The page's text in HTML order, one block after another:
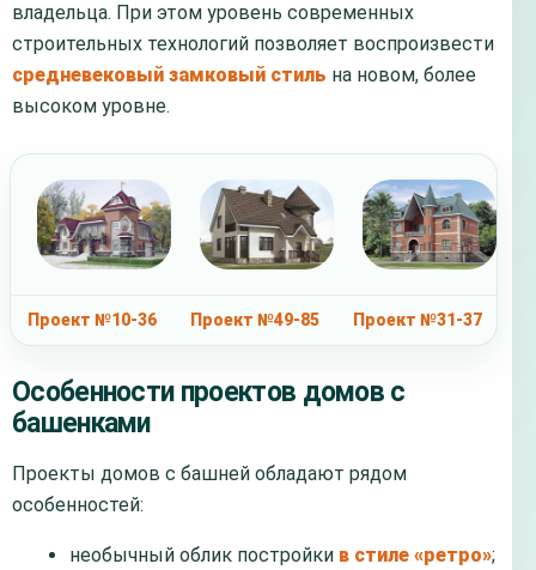
владельца. При этом уровень современных
строительных технологий позволяет воспроизвести
средневековый замковый стиль на новом, более
высоком уровне.
Проект №10-36 Проект №49-85 Проект №31-37
Особенности проектов домов с
башенками
Проекты домов с башней обладают рядом
особенностей:
необычный облик постройки в стиле «ретро»;